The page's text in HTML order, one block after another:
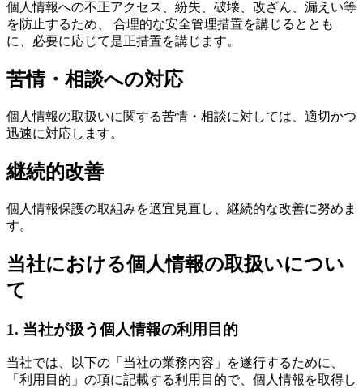
個人情報への不正アクセス、紛失、破壊、改ざん、漏えい等
を防止するため、 合理的な安全管理措置を講じるととも
に、必要に応じて是正措置を講じます。
苦情・相談への対応
個人情報の取扱いに関する苦情・相談に対しては、適切かつ
迅速に対応します。
継続的改善
個人情報保護の取組みを適宜見直し、継続的な改善に努めま
す。
当社における個人情報の取扱いについ
て
1. 当社が扱う個人情報の利用目的
当社では、以下の「当社の業務内容」を遂行するために、
「利用目的」の項に記載する利用目的で、個人情報を取得し